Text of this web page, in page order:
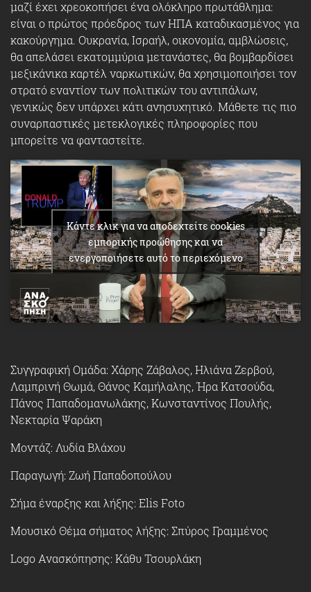
μαζί έχει χρεοκοπήσει ένα ολόκληρο πρωτάθλημα:
είναι ο πρώτος πρόεδρος των ΗΠΑ καταδικασμένος για
κακούργημα. Ουκρανία, Ισραήλ, οικονομία, αμβλώσεις,
θα απελάσει εκατομμύρια μετανάστες, θα βομβαρδίσει
μεξικάνικα καρτέλ ναρκωτικών, θα χρησιμοποιήσει τον
στρατό εναντίον των πολιτικών του αντιπάλων,
γενικώς δεν υπάρχει κάτι ανησυχητικό. Μάθετε τις πιο
συναρπαστικές μετεκλογικές πληροφορίες που
μπορείτε να φανταστείτε.
Κάντε κλικ για να αποδεχτείτε cookies
εμπορικής προώθησης και να
ενεργοποιήσετε αυτό το περιεχόμενο
Συγγραφική Ομάδα: Χάρης Ζάβαλος, Ηλιάνα Ζερβού,
Λαμπρινή Θωμά, Θάνος Καμήλαλης, Ήρα Κατσούδα,
Πάνος Παπαδομανωλάκης, Κωνσταντίνος Πουλής,
Νεκταρία Ψαράκη
Μοντάζ: Λυδία Βλάχου
Παραγωγή: Ζωή Παπαδοπούλου
Σήμα έναρξης και λήξης: Elis Foto
Μουσικό Θέμα σήματος λήξης: Σπύρος Γραμμένος
Logo Ανασκόπησης: Κάθυ Τσουρλάκη